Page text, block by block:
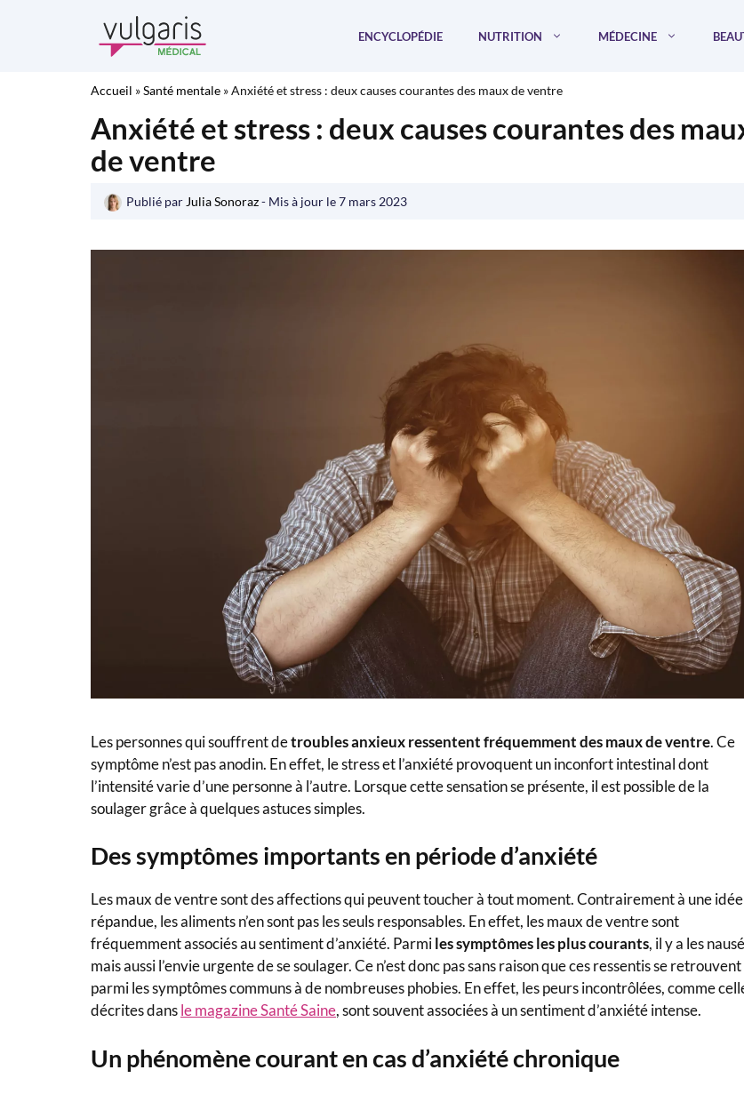
ENCYCLOPÉDIE NUTRITION MÉDECINE
Accueil »Santé mentale »Anxiété et stress : deux causes courantes des maux de ventre
Anxiété et stress : deux causes courantes des
de ventre
Publié par Julia Sonoraz- Mis à jour le7 mars 2023
Les personnes qui souffrent detroubles anxieux ressentent fréquemment des maux de ventre. Ce
symptôme n’est pas anodin. En effet, le stress et l’anxiété provoquent un inconfort intestinal dont
l’intensité varie d’une personne à l’autre. Lorsque cette sensation se présente, il est possible de la
soulager grâce à quelques astuces simples.
Des symptômes importants en période d’anxiété
Les maux de ventre sont des affections qui peuvent toucher à tout moment. Contrairement à une idée
répandue, les aliments n’en sont pas les seuls responsables. En effet, les maux de ventre sont
fréquemment associés au sentiment d’anxiété. Parmiles symptômes les plus courants, il y a les
mais aussi l’envie urgente de se soulager. Ce n’est donc pas sans raison que ces ressentis se retrouvent
parmi les symptômes communs à de nombreuses phobies. En effet, les peurs incontrôlées, comme
décrites dansle magazine Santé Saine, sont souvent associées à un sentiment d’anxiété intense.
Un phénomène courant en cas d’anxiété chronique